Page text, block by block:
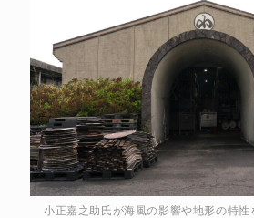
小正嘉之助氏が海風の影響や地形の特